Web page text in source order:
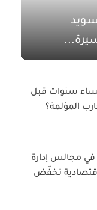
سنوات قبل
المؤلمة؟
في مجالس إدارة
تخفّض